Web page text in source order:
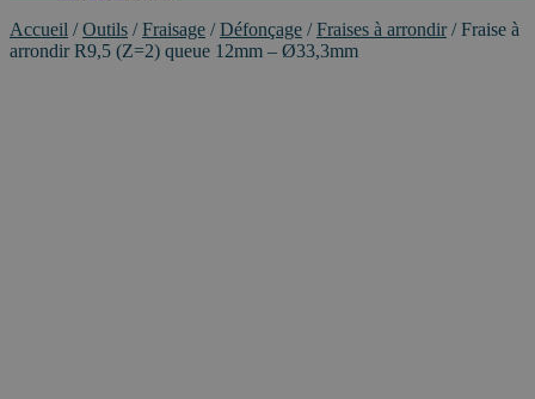
Accueil /Outils /Fraisage /Défonçage /Fraises à arrondir/Fraise à
arrondir R9,5 (Z=2) queue 12mm – Ø33,3mm